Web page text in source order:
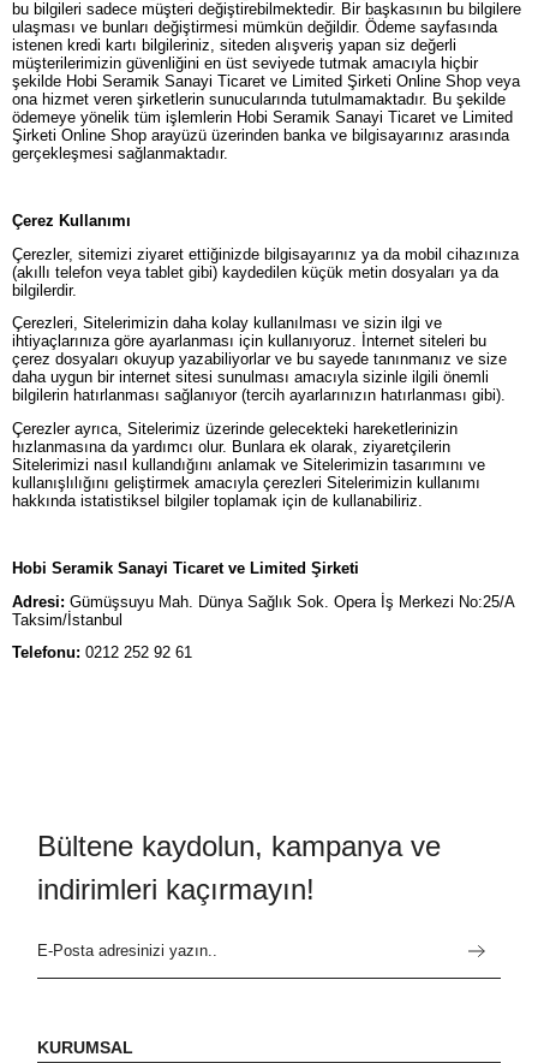
bu bilgileri sadece müşteri değiştirebilmektedir. Bir başkasının bu bilgilere
ulaşması ve bunları değiştirmesi mümkün değildir. Ödeme sayfasında
istenen kredi kartı bilgileriniz, siteden alışveriş yapan siz değerli
müşterilerimizin güvenliğini en üst seviyede tutmak amacıyla hiçbir
şekilde Hobi Seramik Sanayi Ticaret ve Limited Şirketi Online Shop veya
ona hizmet veren şirketlerin sunucularında tutulmamaktadır. Bu şekilde
ödemeye yönelik tüm işlemlerin Hobi Seramik Sanayi Ticaret ve Limited
Şirketi Online Shop arayüzü üzerinden banka ve bilgisayarınız arasında
gerçekleşmesi sağlanmaktadır.
Çerez Kullanımı
Çerezler, sitemizi ziyaret ettiğinizde bilgisayarınız ya da mobil cihazınıza
(akıllı telefon veya tablet gibi) kaydedilen küçük metin dosyaları ya da
bilgilerdir.
Çerezleri, Sitelerimizin daha kolay kullanılması ve sizin ilgi ve
ihtiyaçlarınıza göre ayarlanması için kullanıyoruz. İnternet siteleri bu
çerez dosyaları okuyup yazabiliyorlar ve bu sayede tanınmanız ve size
daha uygun bir internet sitesi sunulması amacıyla sizinle ilgili önemli
bilgilerin hatırlanması sağlanıyor (tercih ayarlarınızın hatırlanması gibi).
Çerezler ayrıca, Sitelerimiz üzerinde gelecekteki hareketlerinizin
hızlanmasına da yardımcı olur. Bunlara ek olarak, ziyaretçilerin
Sitelerimizi nasıl kullandığını anlamak ve Sitelerimizin tasarımını ve
kullanışlılığını geliştirmek amacıyla çerezleri Sitelerimizin kullanımı
hakkında istatistiksel bilgiler toplamak için de kullanabiliriz.
Hobi Seramik Sanayi Ticaret ve Limited Şirketi
Adresi: Gümüşsuyu Mah. Dünya Sağlık Sok. Opera İş Merkezi No:25/A
Taksim/İstanbul
Telefonu: 0212 252 92 61
Bültene kaydolun, kampanya ve
indirimleri kaçırmayın!
KURUMSAL